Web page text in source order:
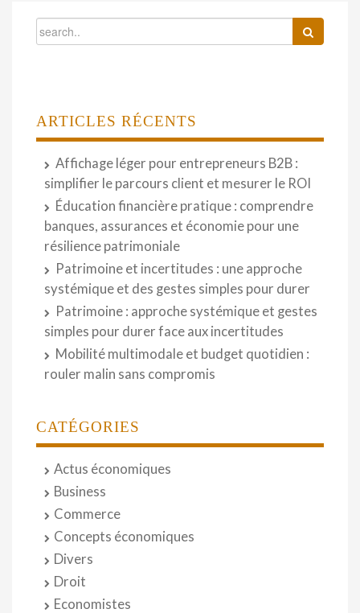
ARTICLES RÉCENTS
Affichage léger pour entrepreneurs B2B :
simplifier le parcours client et mesurer le ROI
Éducation financière pratique : comprendre
banques, assurances et économie pour une
résilience patrimoniale
Patrimoine et incertitudes : une approche
systémique et des gestes simples pour durer
Patrimoine : approche systémique et gestes
simples pour durer face aux incertitudes
Mobilité multimodale et budget quotidien :
rouler malin sans compromis
CATÉGORIES
Actus économiques
Business
Commerce
Concepts économiques
Divers
Droit
Economistes